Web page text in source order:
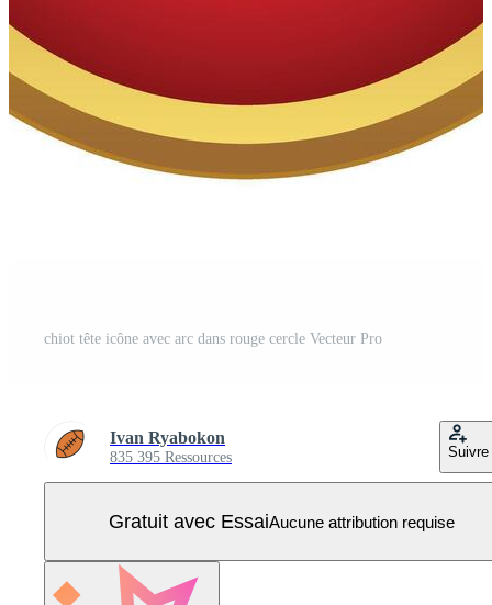
chiot tête icône avec arc dans rouge cercle Vecteur Pro
Ivan Ryabokon
835 395 Ressources Suivre
Gratuit avec EssaiAucune attribution requise